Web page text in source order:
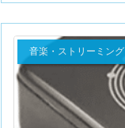
音楽・ストリーミング